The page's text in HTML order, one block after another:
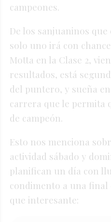
campeones.
De los sanjuaninos
solo uno irá con
Motta en la Clase 2,
resultados, está
del puntero, y sueña
carrera que le permita
de campeón.
Esto nos menciona
actividad sábado y
planifican un día con
condimento a una final
que interesante: